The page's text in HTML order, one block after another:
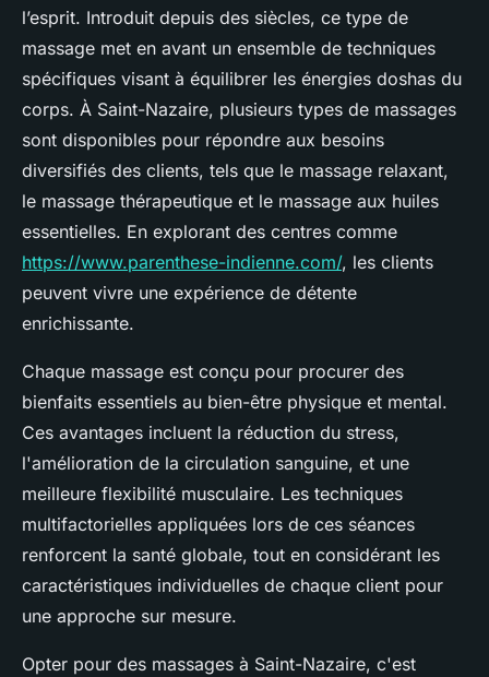
l’esprit. Introduit depuis des siècles, ce type de
massage met en avant un ensemble de techniques
spécifiques visant à équilibrer les énergies doshas du
corps. À Saint-Nazaire, plusieurs types de massages
sont disponibles pour répondre aux besoins
diversifiés des clients, tels que le massage relaxant,
le massage thérapeutique et le massage aux huiles
essentielles. En explorant des centres comme
https://www.parenthese-indienne.com/, les clients
peuvent vivre une expérience de détente
enrichissante.
Chaque massage est conçu pour procurer des
bienfaits essentiels au bien-être physique et mental.
Ces avantages incluent la réduction du stress,
l'amélioration de la circulation sanguine, et une
meilleure flexibilité musculaire. Les techniques
multifactorielles appliquées lors de ces séances
renforcent la santé globale, tout en considérant les
caractéristiques individuelles de chaque client pour
une approche sur mesure.
Opter pour des massages à Saint-Nazaire, c'est